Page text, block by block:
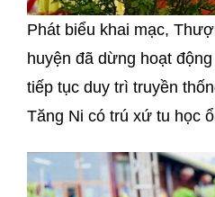
Phát biểu khai mạc,
huyện đã dừng hoạt
tiếp tục duy trì truyền
Tăng Ni có trú xứ tu học